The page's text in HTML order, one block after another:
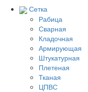
Сетка
Рабица
Сварная
Кладочная
Армирующая
Штукатурная
Плетеная
Тканая
ЦПВС